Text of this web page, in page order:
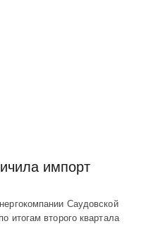
импорт
Саудовской
итогам второго квартала